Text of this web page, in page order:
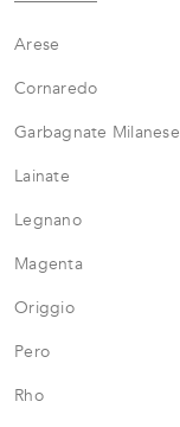
Arese
Cornaredo
Garbagnate Milanese
Lainate
Legnano
Magenta
Origgio
Pero
Rho